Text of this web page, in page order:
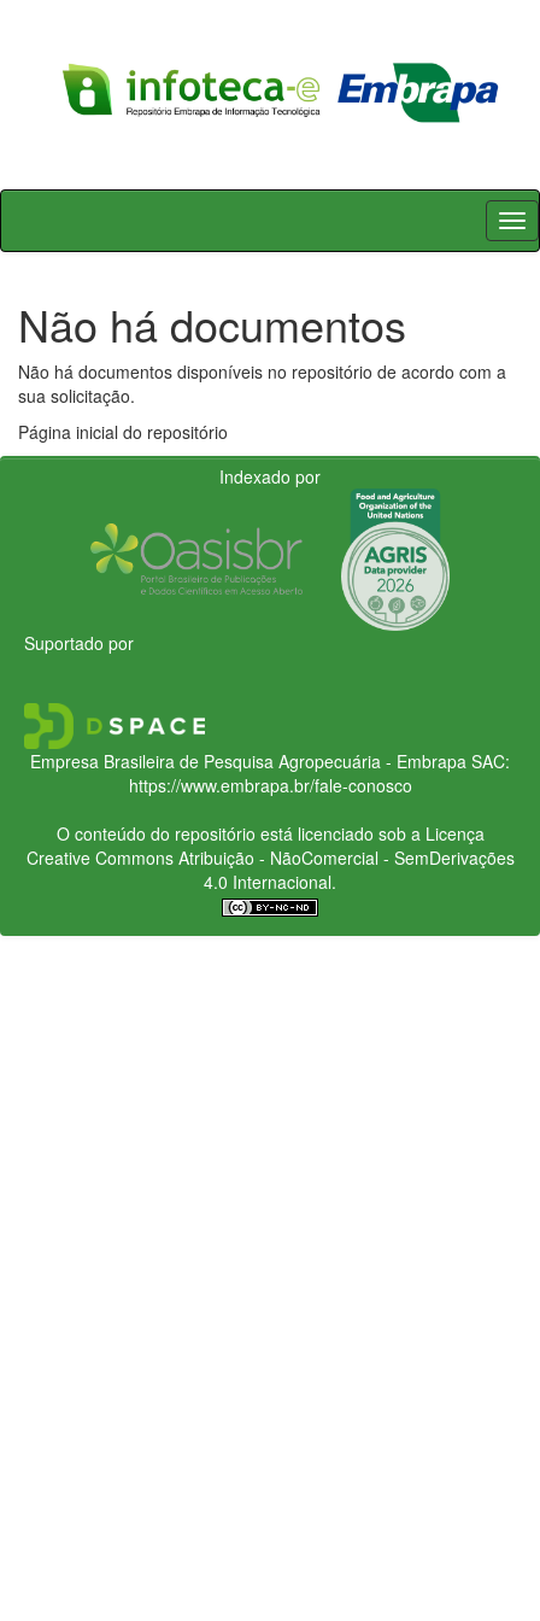
Skip
Não há documentos
Não há documentos disponíveis no repositório de acordo com a
sua solicitação.
Página inicial do repositório
Indexado por
Suportado por
Empresa Brasileira de Pesquisa Agropecuária - Embrapa SAC:
https://www.embrapa.br/fale-conosco
O conteúdo do repositório está licenciado sob a Licença
Creative CommonsAtribuição - NãoComercial - SemDerivações
4.0 Internacional.